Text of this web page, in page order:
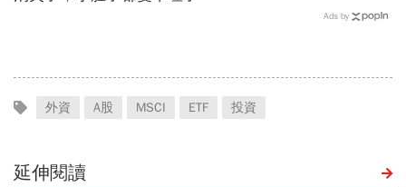
Ads by
外資 A股 MSCI ETF 投資
延伸閱讀